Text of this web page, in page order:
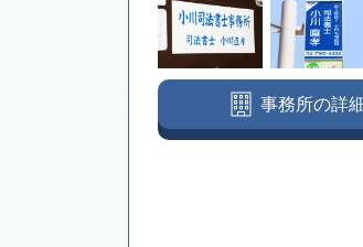
事務所の詳